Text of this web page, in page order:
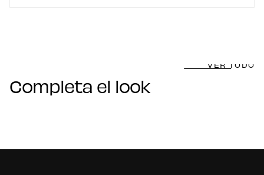
Completa el look
VER TODO